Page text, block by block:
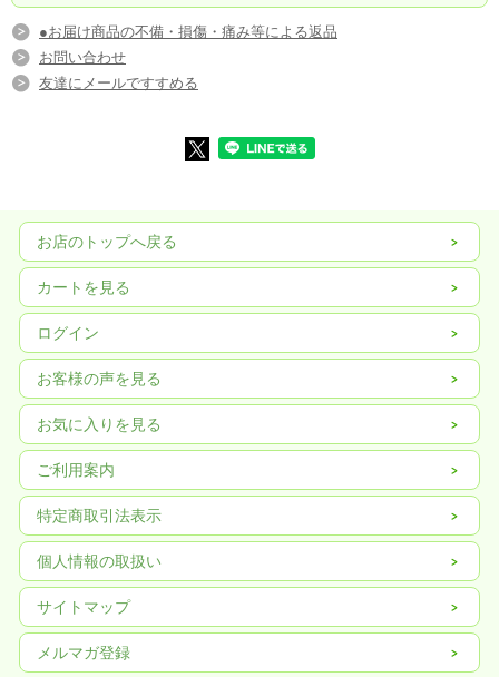
●お届け商品の不備・損傷・痛み等による返品
お問い合わせ
友達にメールですすめる
お店のトップへ戻る
カートを見る
ログイン
お客様の声を見る
お気に入りを見る
ご利用案内
特定商取引法表示
個人情報の取扱い
サイトマップ
メルマガ登録